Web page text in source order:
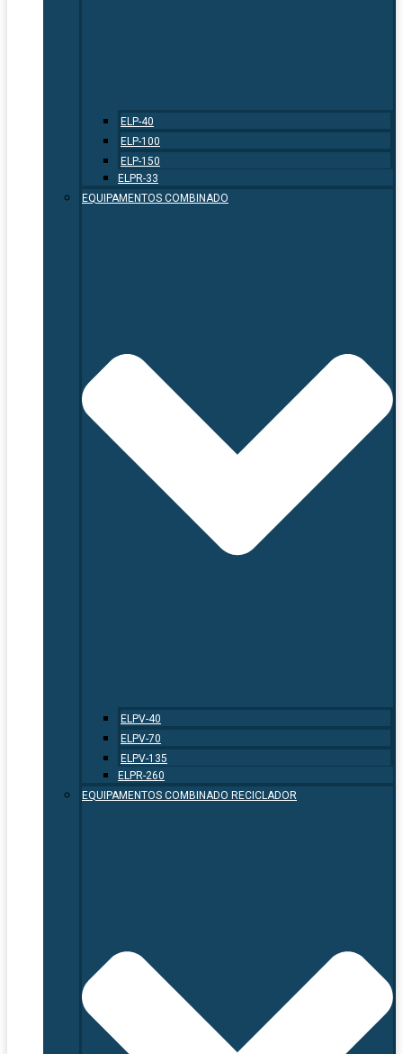
ELP-40
ELP-100
ELP-150
ELPR-33
EQUIPAMENTOS COMBINADO
ELPV-40
ELPV-70
ELPV-135
ELPR-260
EQUIPAMENTOS COMBINADO RECICLADOR